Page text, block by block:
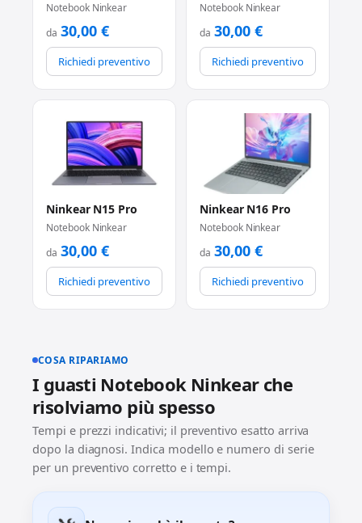
Notebook Ninkear
da 30,00 €
Richiedi preventivo
Notebook Ninkear
da 30,00 €
Richiedi preventivo
Ninkear N15 Pro
Notebook Ninkear
da 30,00 €
Richiedi preventivo
Ninkear N16 Pro
Notebook Ninkear
da 30,00 €
Richiedi preventivo
COSA RIPARIAMO
I guasti Notebook Ninkear che
risolviamo più spesso
Tempi e prezzi indicativi; il preventivo esatto arriva
dopo la diagnosi. Indica modello e numero di serie
per un preventivo corretto e i tempi.